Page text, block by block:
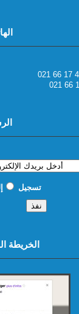
تسجيل
الخريطة